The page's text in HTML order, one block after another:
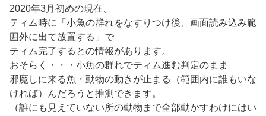
2020年3月初めの現在、
ティム時に「小魚の群れをなすりつけ後、画面読み込み範
囲外に出て放置する」で
ティム完了するとの情報があります。
おそらく・・・小魚の群れでティム進む判定のまま
邪魔しに来る魚・動物の動きが止まる（範囲内に誰もいな
ければ）んだろうと推測できます。
（誰にも見えていない所の動物まで全部動かすわけにはい